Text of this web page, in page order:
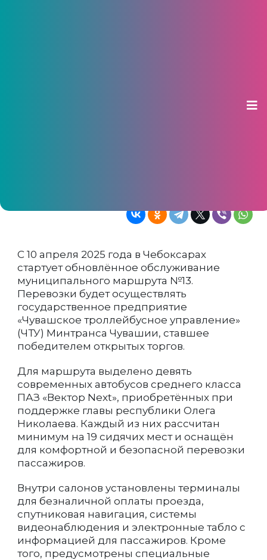
С 10 апреля 2025 года в Чебоксарах
стартует обновлённое обслуживание
муниципального маршрута №13.
Перевозки будет осуществлять
государственное предприятие
«Чувашское троллейбусное управление»
(ЧТУ) Минтранса Чувашии, ставшее
победителем открытых торгов.
Для маршрута выделено девять
современных автобусов среднего класса
ПАЗ «Вектор Next», приобретённых при
поддержке главы республики Олега
Николаева. Каждый из них рассчитан
минимум на 19 сидячих мест и оснащён
для комфортной и безопасной перевозки
пассажиров.
Внутри салонов установлены терминалы
для безналичной оплаты проезда,
спутниковая навигация, системы
видеонаблюдения и электронные табло с
информацией для пассажиров. Кроме
того, предусмотрены специальные